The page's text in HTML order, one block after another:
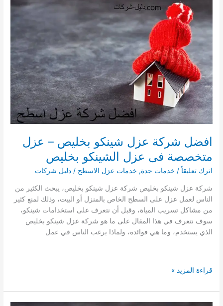
عزل
متخصصة
عزل
الشينكو
برابغ
افضل شركة عزل شينكو بخليص – عزل
متخصصة فى عزل الشينكو بخليص
اترك تعليقاً / خدمات جدة, خدمات عزل الاسطح /دليل شركات
شركة عزل شينكو بخليص شركة عزل شينكو بخليص، يبحث الكثير من
الناس لعمل عزل على السطح الخاص بالمنزل أو البيت، وذلك لمنع كثير
من مشاكل تسريب المياة، وقبل أن نتعرف على استخدامات شينكو،
سوف نتعرف في هذا المقال على ما هو شركة عزل شينكو بخليص
الذي يستخدم، وما هي فوائده، ولماذا يرغب الناس في عمل
افضل
عزل
شينكو
قراءة المزيد »